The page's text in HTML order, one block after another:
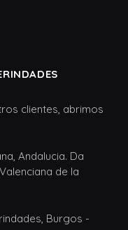
clientes, abrimos
Andalucia. Da
de la
Burgos -